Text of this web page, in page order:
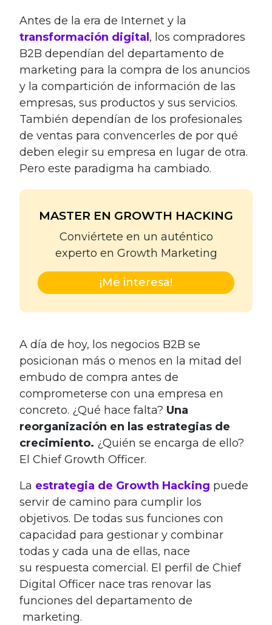
Antes de la era de Internet y la
transformación digital , los compradores
B2B dependían del departamento de
marketing para la compra de los anuncios
y la compartición de información de las
empresas, sus productos y sus servicios.
También dependían de los profesionales
de ventas para convencerles de por qué
deben elegir su empresa en lugar de otra.
Pero este paradigma ha cambiado.
MASTER EN GROWTH HACKING
Conviértete en un auténtico
experto en Growth Marketing
¡Me interesa!
A día de hoy, los negocios B2B se
posicionan más o menos en la mitad del
embudo de compra antes de
comprometerse con una empresa en
concreto. ¿Qué hace falta? Una
reorganización en las estrategias de
crecimiento. ¿Quién se encarga de ello?
El Chief Growth Officer.
La estrategia de Growth Hacking puede
servir de camino para cumplir los
objetivos. De todas sus funciones con
capacidad para gestionar y combinar
todas y cada una de ellas, nace
su respuesta comercial. El perfil de Chief
Digital Officer nace tras renovar las
funciones del departamento de
marketing.